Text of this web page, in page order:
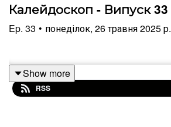
Калейдоскоп - Випуск 33
Ep. 33 • понеділок, 26 травня 2025 р.
Show more
RSS